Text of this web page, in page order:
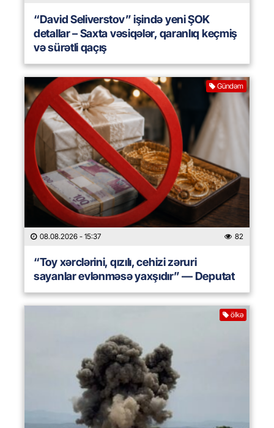
“David Seliverstov” işində yeni ŞOK
detallar – Saxta vəsiqələr, qaranlıq keçmiş
və sürətli qaçış
Gündəm
08.08.2026 - 15:37 82
“Toy xərclərini, qızılı, cehizi zəruri
sayanlar evlənməsə yaxşıdır” — Deputat
ölkə